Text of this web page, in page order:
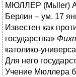
МЮЛЛЕР (Mьller)
Берлин – ум. 17
Известен как
государства»
католико-
Для него
Учение Мюллера